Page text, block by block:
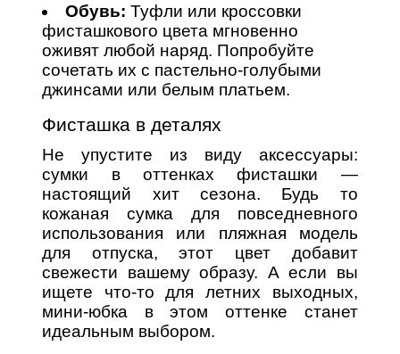
Обувь: Туфли или кроссовки
фисташкового цвета мгновенно
оживят любой наряд. Попробуйте
сочетать их с пастельно-голубыми
джинсами или белым платьем.
Фисташка в деталях
Не упустите из виду аксессуары:
сумки в оттенках фисташки —
настоящий хит сезона. Будь то
кожаная сумка для повседневного
использования или пляжная модель
для отпуска, этот цвет добавит
свежести вашему образу. А если вы
ищете что-то для летних выходных,
мини-юбка в этом оттенке станет
идеальным выбором.